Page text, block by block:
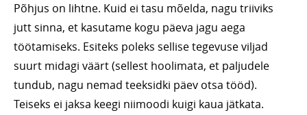
Põhjus on lihtne. Kuid ei tasu mõelda, nagu triiviks
jutt sinna, et kasutame kogu päeva jagu aega
töötamiseks. Esiteks poleks sellise tegevuse viljad
suurt midagi väärt (sellest hoolimata, et paljudele
tundub, nagu nemad teeksidki päev otsa tööd).
Teiseks ei jaksa keegi niimoodi kuigi kaua jätkata.